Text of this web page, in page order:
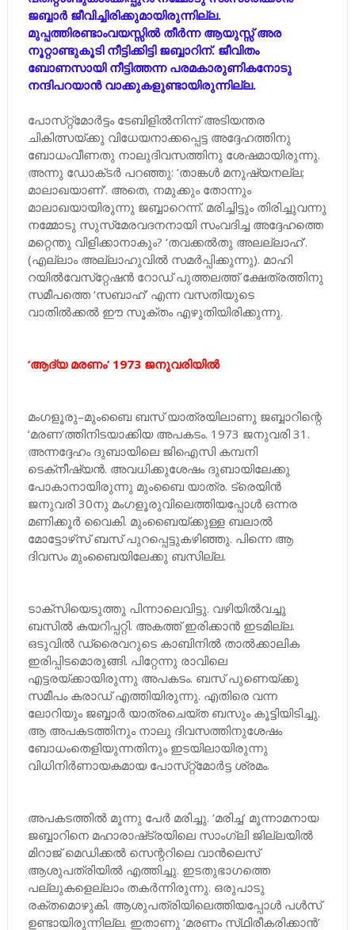
ജബ്ബാർ ജീവിച്ചിരിക്കുമായിരുന്നില്ല.
മുപ്പത്തിരണ്ടാംവയസ്സിൽ തീർന്ന ആയുസ്സ് അര
നൂറ്റാണ്ടുകൂടി നീട്ടിക്കിട്ടി ജബ്ബാറിന്. ജീവിതം
ബോണസായി നീട്ടിത്തന്ന പരമകാരുണികനോടു
നന്ദിപറയാൻ വാക്കുകളുണ്ടായിരുന്നില്ല.
പോസ്‌റ്റ്‌മോർട്ടം ടേബിളിൽനിന്ന് അടിയന്തര
ചികിത്സയ്‌ക്കു വിധേയനാക്കപ്പെട്ട അദ്ദേഹത്തിനു
ബോധംവീണതു നാലുദിവസത്തിനു ശേഷമായിരുന്നു.
അന്നു ഡോക്‌ടർ പറഞ്ഞു: ‘താങ്കൾ മനുഷ്യനല്ല;
മാലാഖയാണ്’. അതെ, നമുക്കും തോന്നും
മാലാഖയായിരുന്നു ജബ്ബാറെന്ന്. മരിച്ചിട്ടും തിരിച്ചുവന്നു
നമ്മോടു സുസ്‌മേരവദനനായി സംവദിച്ച അദ്ദേഹത്തെ
മറ്റെന്തു വിളിക്കാനാകും? ‘തവക്കൽതു അലല്ലാഹ്’.
(എല്ലാം അല്ലാഹുവിൽ സമർപ്പിക്കുന്നു). മാഹി
റയിൽവേസ്‌റ്റേഷൻ റോഡ് പുത്തലത്ത് ക്ഷേത്രത്തിനു
സമീപത്തെ ‘സബാഹ്’ എന്ന വസതിയുടെ
വാതിൽക്കൽ ഈ സൂക്‌തം എഴുതിയിരിക്കുന്നു.
‘ആദ്യ മരണം’ 1973 ജനുവരിയിൽ
മംഗളൂരു–മുംബൈ ബസ് യാത്രയിലാണു ജബ്ബാറിന്റെ
‘മരണ’ത്തിനിടയാക്കിയ അപകടം. 1973 ജനുവരി 31.
അന്നദ്ദേഹം ദുബായിലെ ജിഐസി കമ്പനി
ടെക്‌നീഷ്യൻ. അവധിക്കുശേഷം ദുബായിലേക്കു
പോകാനായിരുന്നു മുംബൈ യാത്ര. ട്രെയിൻ
ജനുവരി 30നു മംഗളൂരുവിലെത്തിയപ്പോൾ ഒന്നര
മണിക്കൂർ വൈകി. മുംബൈയ്ക്കുള്ള ബലാൽ
മോട്ടോഴ്‌സ് ബസ് പുറപ്പെട്ടുകഴിഞ്ഞു. പിന്നെ ആ
ദിവസം മുംബൈയിലേക്കു ബസില്ല.
ടാക്‌സിയെടുത്തു പിന്നാലെവിട്ടു. വഴിയിൽവച്ചു
ബസിൽ കയറിപ്പറ്റി. അകത്ത് ഇരിക്കാൻ ഇടമില്ല.
ഒടുവിൽ ഡ്രൈവറുടെ കാബിനിൽ താൽക്കാലിക
ഇരിപ്പിടമൊരുങ്ങി. പിറ്റേന്നു രാവിലെ
എട്ടരയ്‌ക്കായിരുന്നു അപകടം. ബസ് പുണെയ്‌ക്കു
സമീപം കരാഡ് എത്തിയിരുന്നു. എതിരെ വന്ന
ലോറിയും ജബ്ബാർ യാത്രചെയ്‌ത ബസും കൂട്ടിയിടിച്ചു.
ആ അപകടത്തിനും നാലു ദിവസത്തിനുശേഷം
ബോധംതെളിയുന്നതിനും ഇടയിലായിരുന്നു
വിധിനിർണായകമായ പോസ്‌റ്റ്‌മോർട്ട ശ്രമം.
അപകടത്തിൽ മൂന്നു പേർ മരിച്ചു. ‘മരിച്ച’ മൂന്നാമനായ
ജബ്ബാറിനെ മഹാരാഷ്‌ട്രയിലെ സാംഗ്ലി ജില്ലയിൽ
മിറാജ് മെഡിക്കൽ സെന്ററിലെ വാൻലെസ്
ആശുപത്രിയിൽ എത്തിച്ചു. ഇടതുഭാഗത്തെ
പല്ലുകളെല്ലാം തകർന്നിരുന്നു. ഒരുപാടു
രക്‌തമൊഴുകി. ആശുപത്രിയിലെത്തിയപ്പോൾ പൾസ്
ഉണ്ടായിരുന്നില്ല. ഇതാണു ‘മരണം സ്‌ഥിരീകരിക്കാൻ’